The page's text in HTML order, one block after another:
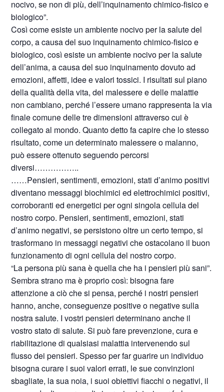
nocivo, se non di più, dell’inquinamento chimico-fisico e
biologico”.
Così come esiste un ambiente nocivo per la salute del
corpo, a causa del suo inquinamento chimico-fisico e
biologico, così esiste un ambiente nocivo per la salute
dell’anima, a causa del suo inquinamento dovuto ad
emozioni, affetti, idee e valori tossici. I risultati sul piano
della qualità della vita, del malessere e delle malattie
non cambiano, perché l’essere umano rappresenta la via
finale comune delle tre dimensioni attraverso cui è
collegato al mondo. Quanto detto fa capire che lo stesso
risultato, come un determinato malessere o malanno,
può essere ottenuto seguendo percorsi
diversi……………..
……Pensieri, sentimenti, emozioni, stati d’animo positivi
diventano messaggi biochimici ed elettrochimici positivi,
corroboranti ed energetici per ogni singola cellula del
nostro corpo. Pensieri, sentimenti, emozioni, stati
d’animo negativi, se persistono oltre un certo tempo, si
trasformano in messaggi negativi che ostacolano il buon
funzionamento di ogni cellula del nostro corpo.
“La persona più sana è quella che ha i pensieri più sani”.
Sembra strano ma è proprio così: bisogna fare
attenzione a ciò che si pensa, perché i nostri pensieri
hanno, anche, conseguenze positive o negative sulla
nostra salute. I vostri pensieri determinano anche il
vostro stato di salute. Si può fare prevenzione, cura e
riabilitazione di qualsiasi malattia intervenendo sul
flusso dei pensieri. Spesso per far guarire un individuo
bisogna curare i suoi valori errati, le sue convinzioni
sbagliate, la sua noia, i suoi obiettivi fiacchi o negativi, il